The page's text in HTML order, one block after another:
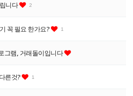
니다 2
꼭 필요 한가요? 1
그램, 거래돌이입니다
른것? 1